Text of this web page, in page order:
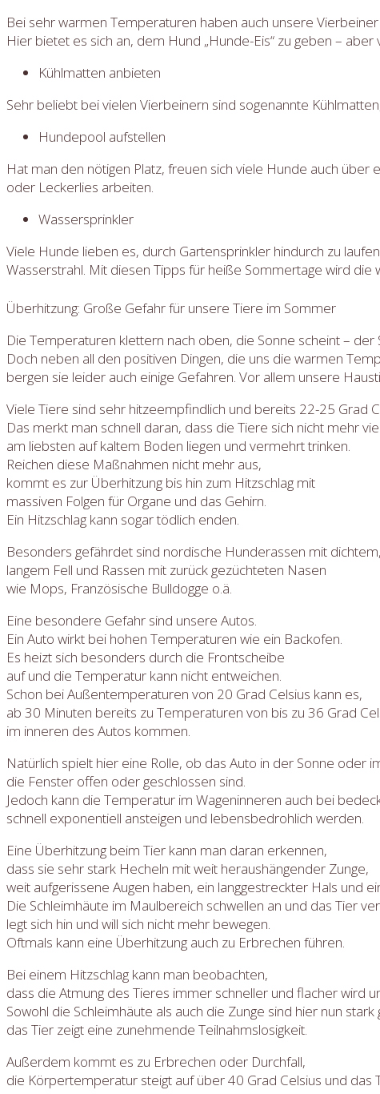
Bei sehr warmen Temperaturen haben auch unsere
Hier bietet es sich an, dem Hund „Hunde-Eis“ zu geben –
Kühlmatten anbieten
Sehr beliebt bei vielen Vierbeinern sind sogenannte
Hundepool aufstellen
Hat man den nötigen Platz, freuen sich viele Hunde auch
oder Leckerlies arbeiten.
Wassersprinkler
Viele Hunde lieben es, durch Gartensprinkler hindurch zu
Wasserstrahl. Mit diesen Tipps für heiße Sommertage wird
Überhitzung: Große Gefahr für unsere Tiere im Sommer
Die Temperaturen klettern nach oben, die Sonne scheint –
Doch neben all den positiven Dingen, die uns die warmen
bergen sie leider auch einige Gefahren. Vor allem unsere
Viele Tiere sind sehr hitzeempfindlich und bereits 22-25 Grad
Das merkt man schnell daran, dass die Tiere sich nicht mehr
am liebsten auf kaltem Boden liegen und vermehrt trinken.
Reichen diese Maßnahmen nicht mehr aus,
kommt es zur Überhitzung bis hin zum Hitzschlag mit
massiven Folgen für Organe und das Gehirn.
Ein Hitzschlag kann sogar tödlich enden.
Besonders gefährdet sind nordische Hunderassen mit dichtem,
langem Fell und Rassen mit zurück gezüchteten Nasen
wie Mops, Französische Bulldogge o.ä.
Eine besondere Gefahr sind unsere Autos.
Ein Auto wirkt bei hohen Temperaturen wie ein Backofen.
Es heizt sich besonders durch die Frontscheibe
auf und die Temperatur kann nicht entweichen.
Schon bei Außentemperaturen von 20 Grad Celsius kann es,
ab 30 Minuten bereits zu Temperaturen von bis zu 36 Grad
im inneren des Autos kommen.
Natürlich spielt hier eine Rolle, ob das Auto in der Sonne oder
die Fenster offen oder geschlossen sind.
Jedoch kann die Temperatur im Wageninneren auch bei
schnell exponentiell ansteigen und lebensbedrohlich werden.
Eine Überhitzung beim Tier kann man daran erkennen,
dass sie sehr stark Hecheln mit weit heraushängender Zunge,
weit aufgerissene Augen haben, ein langgestreckter Hals und
Die Schleimhäute im Maulbereich schwellen an und das Tier
legt sich hin und will sich nicht mehr bewegen.
Oftmals kann eine Überhitzung auch zu Erbrechen führen.
Bei einem Hitzschlag kann man beobachten,
dass die Atmung des Tieres immer schneller und flacher wird
Sowohl die Schleimhäute als auch die Zunge sind hier nun
das Tier zeigt eine zunehmende Teilnahmslosigkeit.
Außerdem kommt es zu Erbrechen oder Durchfall,
die Körpertemperatur steigt auf über 40 Grad Celsius und das